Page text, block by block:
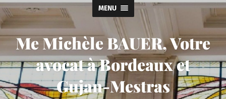
MENU
Me Michèle BAUER, Votre
avocat à Bordeaux et
Gujan-Mestras